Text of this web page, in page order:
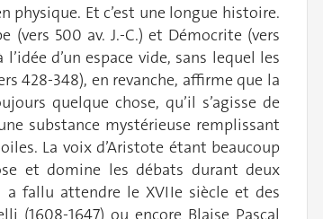
physique. Et c’est une longue histoire.
(vers 500 av. J.-C.) et Démocrite (vers
d’un espace vide, sans lequel les
428-348), en revanche, affirme que la
quelque chose, qu’il s’agisse de
substance mystérieuse remplissant
La voix d’Aristote étant beaucoup
et domine les débats durant deux
fallu attendre le XVIIe siècle et des
(1608-1647) ou encore Blaise Pascal